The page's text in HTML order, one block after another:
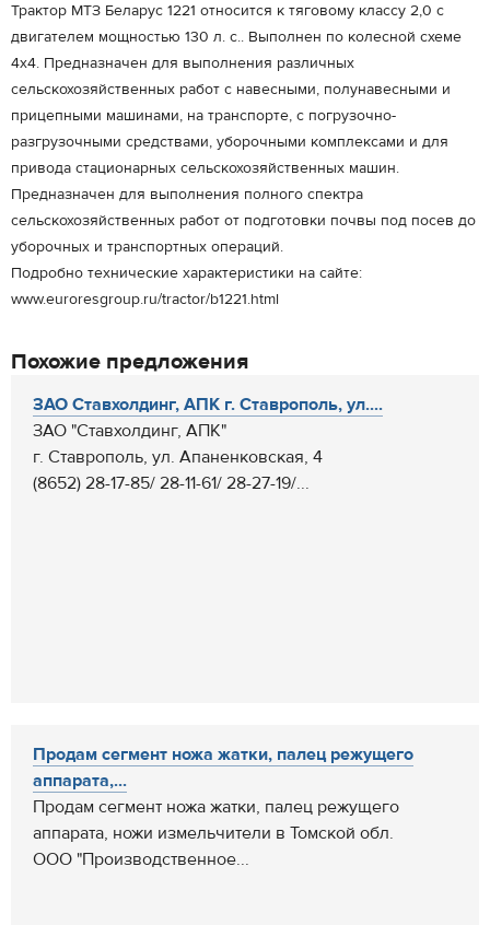
Трактор МТЗ Беларус 1221 относится к тяговому классу 2,0 с
двигателем мощностью 130 л. с.. Выполнен по колесной схеме
4х4. Предназначен для выполнения различных
сельскохозяйственных работ с навесными, полунавесными и
прицепными машинами, на транспорте, с погрузочно-
разгрузочными средствами, уборочными комплексами и для
привода стационарных сельскохозяйственных машин.
Предназначен для выполнения полного спектра
сельскохозяйственных работ от подготовки почвы под посев до
уборочных и транспортных операций.
Подробно технические характеристики на сайте:
www.euroresgroup.ru/tractor/b1221.html
Похожие предложения
ЗАО Ставхолдинг, АПК г. Ставрополь, ул....
ЗАО "Ставхолдинг, АПК"
г. Ставрополь, ул. Апаненковская, 4
(8652) 28-17-85/ 28-11-61/ 28-27-19/...
Продам сегмент ножа жатки, палец режущего
аппарата,...
Продам сегмент ножа жатки, палец режущего
аппарата, ножи измельчители в Томской обл.
ООО "Производственное...